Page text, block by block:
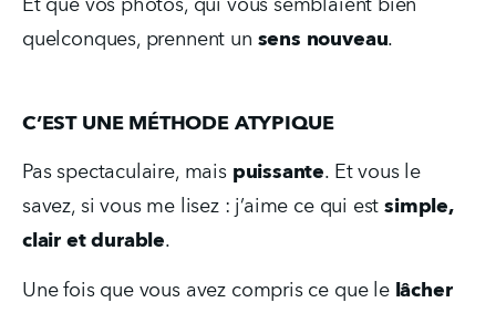
Et que vos photos, qui vous semblaient bien
quelconques, prennent un sens nouveau.
C’EST UNE MÉTHODE ATYPIQUE
Pas spectaculaire, mais puissante. Et vous le
savez, si vous me lisez : j’aime ce qui est simple,
clair et durable.
Une fois que vous avez compris ce que le lâcher